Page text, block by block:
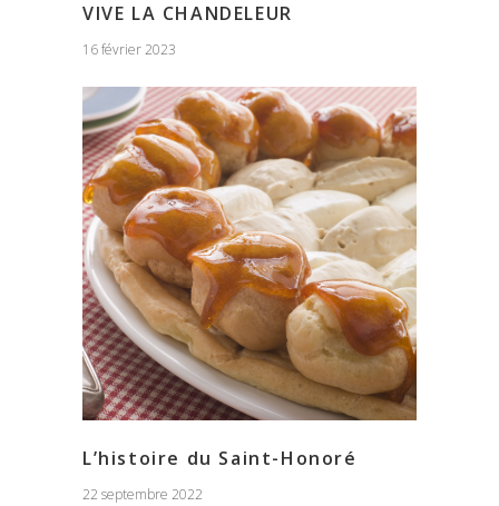
VIVE LA CHANDELEUR
16 février 2023
L’histoire du Saint-Honoré
22 septembre 2022